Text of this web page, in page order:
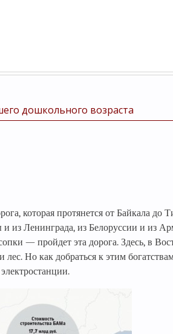
дошкольного возраста
которая протянется от Байкала до
из Ленинграда, из Белоруссии и из
— пройдет эта дорога. Здесь, в
Но как добраться к этим